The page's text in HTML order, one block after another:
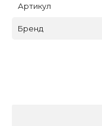
Артикул
Бренд